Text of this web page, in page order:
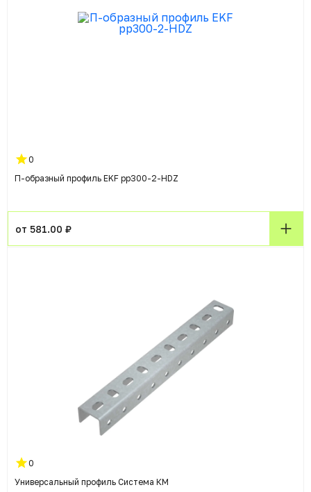
0
П-образный профиль EKF pp300-2-HDZ
от 581.00 ₽
0
Универсальный профиль Система КМ